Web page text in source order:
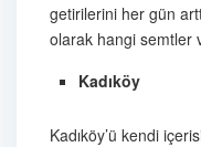
getirilerini her gün
olarak hangi semtler
Kadıköy
Kadıköy’ü kendi